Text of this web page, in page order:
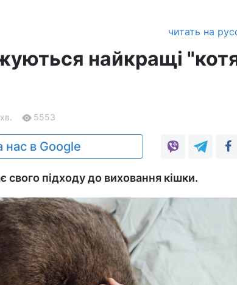
читать на
найкращі
5553
нас в Google
підходу до виховання кішки.